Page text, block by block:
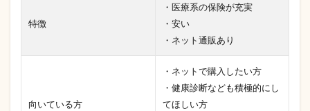
特徴
・医療系の保険が充実
・安い
・ネット通販あり
向いている方
・ネットで購入したい方
・健康診断なども積極的にし
てほしい方